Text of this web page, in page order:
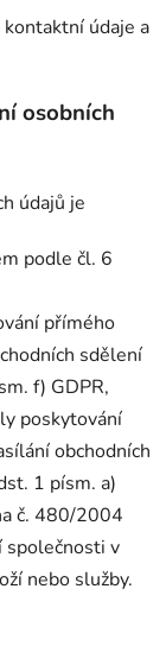
kontaktní údaje a
osobních
údajů je
podle čl. 6
přímého
sdělení
f) GDPR,
poskytování
obchodních
1 písm. a)
č. 480/2004
společnosti v
nebo služby.